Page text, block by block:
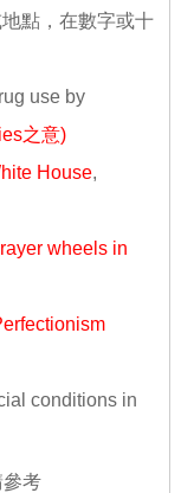
點，在數字或十
use by
之意)
House,
wheels in
in
考